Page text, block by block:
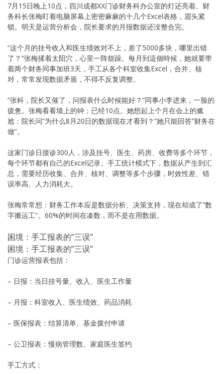
7月15日晚上10点，四川成都XX门诊财务科办公室的灯还亮着。财
务科长张梅盯着电脑屏幕上密密麻麻的十几个Excel表格，眉头紧
锁。明天是运营分析会，院长要求的月报数据还没整合完。
“这个月的挂号收入和医生绩效对不上，差了5000多块，哪里出错
了？”张梅揉着太阳穴，心里一阵烦躁。每月到這個時候，她就要带
着两个财务同事加班3天，手工从各个科室收集Excel，合并、核
对，常常发现数据矛盾，不得不反复调整。
“张科，院长又催了，问报表什么时候能好？”同事小李进来，一脸的
疲惫。张梅看看墙上的钟：已经10点。她想起上个月在会上的尴
尬：院长问”为什么8月20日的数据现在才看到？”她只能回答”财务在
做”。
这家门诊日接诊300人，涉及挂号、医生、药房、收费等多个环节，
每个环节都有自己的Excel记录。手工统计模式下，数据从产生到汇
总，需要经历收集、合并、核对、调整等多个步骤，时效性差、错
误率高、人力消耗大。
张梅常常想：财务工作本应是数据分析、决策支持，现在却成了”数
字搬运工”。60%的时间在凑数，而不是在用数据。
困境：手工报表的”三误”
困境：手工报表的”三误”
门诊运营报表包括：
– 日报：当日挂号量、收入、医生工作量
– 月报：科室收入、医生绩效、药品消耗
– 医保报表：结算清单、基金拨付申请
– 公卫报表：慢病管理数、家庭医生签约
手工方式：